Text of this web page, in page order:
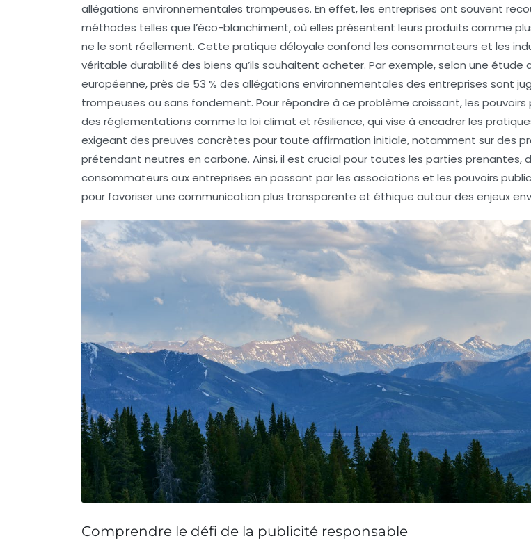
allégations environnementales trompeuses. En effet, les entreprises ont souvent
méthodes telles que l’éco-blanchiment, où elles présentent leurs produits comme
ne le sont réellement. Cette pratique déloyale confond les consommateurs et les
véritable durabilité des biens qu’ils souhaitent acheter. Par exemple, selon une étude
européenne, près de 53 % des allégations environnementales des entreprises sont
trompeuses ou sans fondement. Pour répondre à ce problème croissant, les
des réglementations comme la loi climat et résilience, qui vise à encadrer les
exigeant des preuves concrètes pour toute affirmation initiale, notamment sur des
prétendant neutres en carbone. Ainsi, il est crucial pour toutes les parties prenantes,
consommateurs aux entreprises en passant par les associations et les pouvoirs
pour favoriser une communication plus transparente et éthique autour des enjeux
Comprendre le défi de la publicité responsable